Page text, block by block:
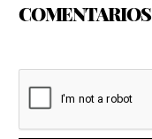
COMENTARIOS